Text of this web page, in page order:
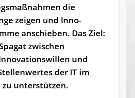
die
zeigen und Inno­
anschieben. Das Ziel:
zwischen
und
der IT im
unterstützen.